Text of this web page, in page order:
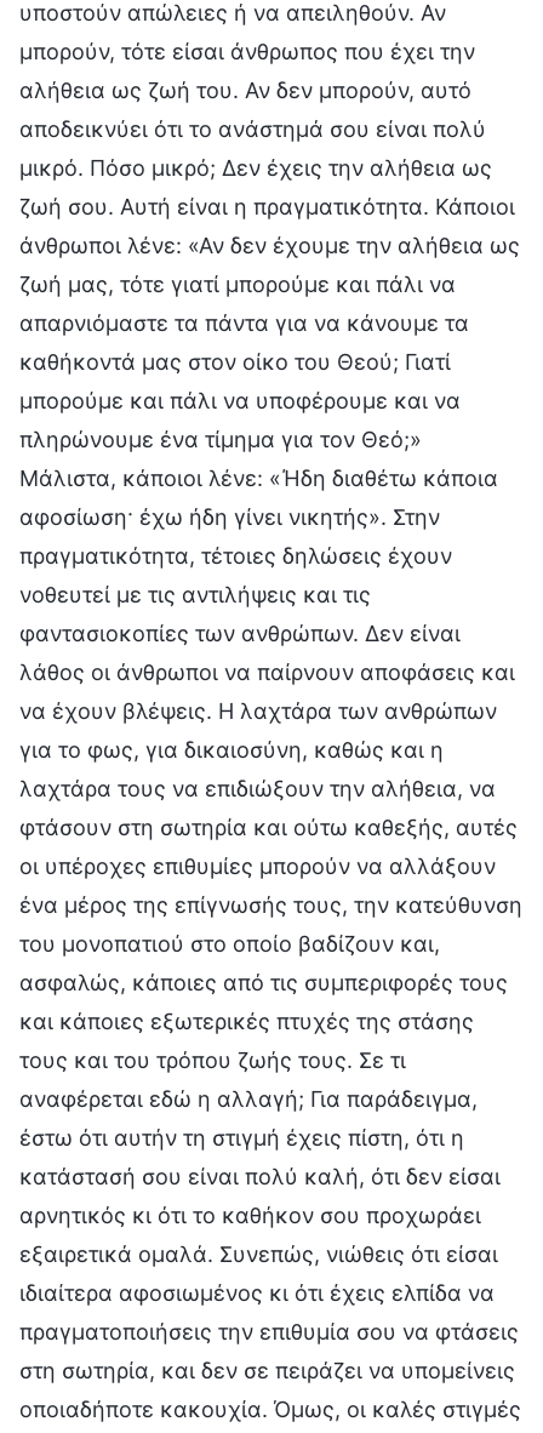
υποστούν απώλειες ή να απειληθούν. Αν
μπορούν, τότε είσαι άνθρωπος που έχει την
αλήθεια ως ζωή του. Αν δεν μπορούν, αυτό
αποδεικνύει ότι το ανάστημά σου είναι πολύ
μικρό. Πόσο μικρό; Δεν έχεις την αλήθεια ως
ζωή σου. Αυτή είναι η πραγματικότητα. Κάποιοι
άνθρωποι λένε: «Αν δεν έχουμε την αλήθεια ως
ζωή μας, τότε γιατί μπορούμε και πάλι να
απαρνιόμαστε τα πάντα για να κάνουμε τα
καθήκοντά μας στον οίκο του Θεού; Γιατί
μπορούμε και πάλι να υποφέρουμε και να
πληρώνουμε ένα τίμημα για τον Θεό;»
Μάλιστα, κάποιοι λένε: «Ήδη διαθέτω κάποια
αφοσίωση· έχω ήδη γίνει νικητής». Στην
πραγματικότητα, τέτοιες δηλώσεις έχουν
νοθευτεί με τις αντιλήψεις και τις
φαντασιοκοπίες των ανθρώπων. Δεν είναι
λάθος οι άνθρωποι να παίρνουν αποφάσεις και
να έχουν βλέψεις. Η λαχτάρα των ανθρώπων
για το φως, για δικαιοσύνη, καθώς και η
λαχτάρα τους να επιδιώξουν την αλήθεια, να
φτάσουν στη σωτηρία και ούτω καθεξής, αυτές
οι υπέροχες επιθυμίες μπορούν να αλλάξουν
ένα μέρος της επίγνωσής τους, την κατεύθυνση
του μονοπατιού στο οποίο βαδίζουν και,
ασφαλώς, κάποιες από τις συμπεριφορές τους
και κάποιες εξωτερικές πτυχές της στάσης
τους και του τρόπου ζωής τους. Σε τι
αναφέρεται εδώ η αλλαγή; Για παράδειγμα,
έστω ότι αυτήν τη στιγμή έχεις πίστη, ότι η
κατάστασή σου είναι πολύ καλή, ότι δεν είσαι
αρνητικός κι ότι το καθήκον σου προχωράει
εξαιρετικά ομαλά. Συνεπώς, νιώθεις ότι είσαι
ιδιαίτερα αφοσιωμένος κι ότι έχεις ελπίδα να
πραγματοποιήσεις την επιθυμία σου να φτάσεις
στη σωτηρία, και δεν σε πειράζει να υπομείνεις
οποιαδήποτε κακουχία. Όμως, οι καλές στιγμές